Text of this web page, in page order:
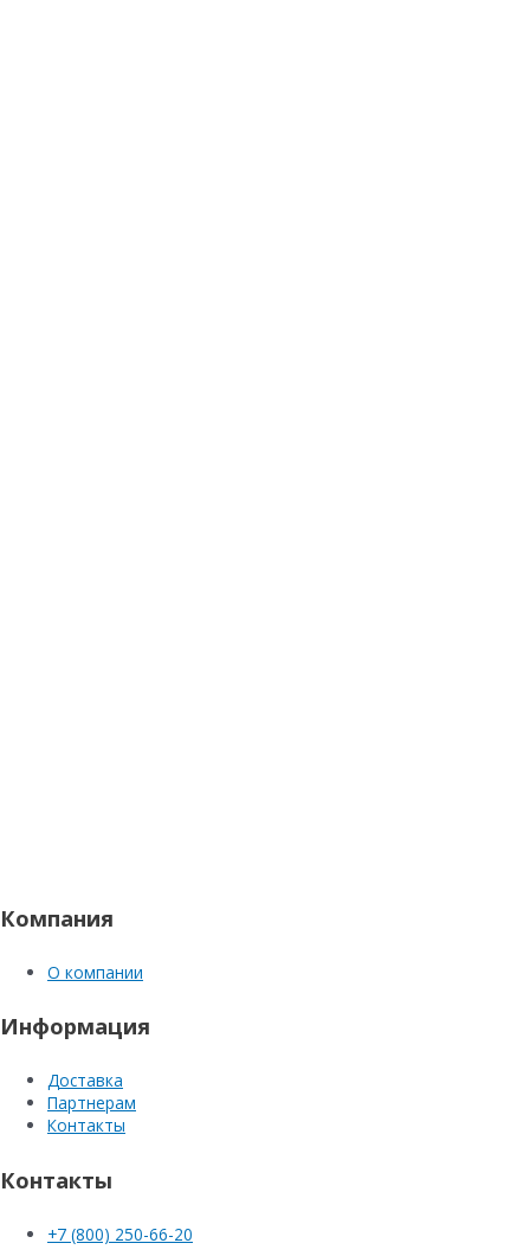
Компания
О компании
Информация
Доставка
Партнерам
Контакты
Контакты
+7 (800) 250-66-20